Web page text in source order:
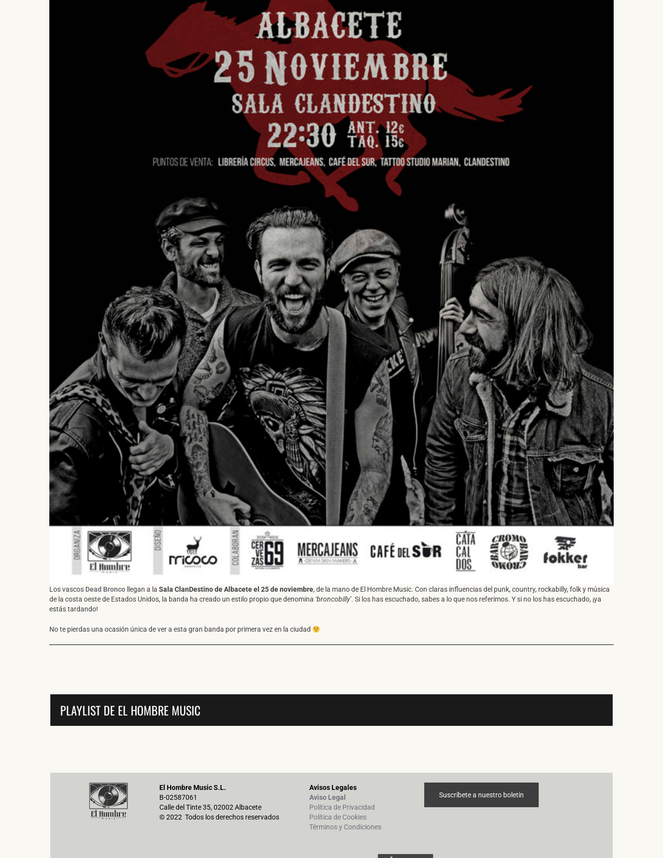
Los vascos Dead Bronco llegan a la Sala ClanDestino de Albacete el 25 de noviembre, de la mano de El Hombre Music. Con claras influencias del punk, country, rockabilly, folk y música
de la costa oeste de Estados Unidos, la banda ha creado un estilo propio que denomina ‘broncobilly’. Si los has escuchado, sabes a lo que nos referimos. Y si no los has escuchado, ¡ya
estás tardando!
No te pierdas una ocasión única de ver a esta gran banda por primera vez en la ciudad
PLAYLIST DE EL HOMBRE MUSIC
El Hombre Music S.L.
B-02587061
Calle del Tinte 35, 02002 Albacete
© 2022 Todos los derechos reservados
Avisos Legales
Aviso Legal
Política de Privacidad
Política de Cookies
Términos y Condiciones
Suscríbete a nuestro boletín
SUSCRÍBETE A NUESTRO BOLETÍN
He leído y acepto laPolítica de Privacidad
DARME DE ALTA